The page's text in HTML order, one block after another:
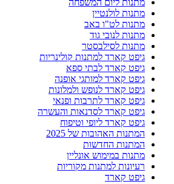
מתנות ליום המשפחה
מתנות לולנטיין
מתנות לט"ו באב
מתנות לנובי גוד
מתנות לסילבסטר
גיפט קארד למתנות קולינריות
גיפט קארד לבתי ספא
גיפט קארד למותגי אופנה
גיפט קארד לנופש ולמלונות
גיפט קארד לתרבות ופנאי
גיפט קארד לסדנאות והעשרה
גיפט קארד ליופי וטיפוח
המתנות האהובות של 2025
המתנות החדשות
מתנות במימוש אונליין
רעיונות למתנות מקוריות
גיפט קארד